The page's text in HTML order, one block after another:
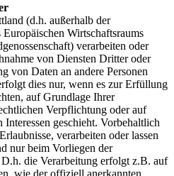
(d.h. außerhalb der
Wirtschaftsraums
verarbeiten oder
von Diensten Dritter oder
von Daten an andere Personen
dies nur, wenn es zur Erfüllung
auf Grundlage Ihrer
Verpflichtung oder auf
geschieht. Vorbehaltlich
verarbeiten oder lassen
nur beim Vorliegen der
D.h. die Verarbeitung erfolgt z.B. auf
wie der offiziell anerkannten